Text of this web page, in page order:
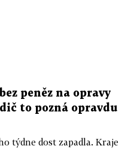
peněz na opravy
to pozná opravdu
týdne dost zapadla. Kraje